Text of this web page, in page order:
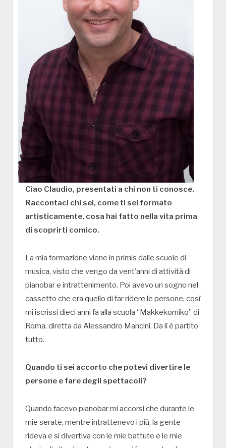
Ciao Claudio, presentati a chi non ti conosce.
Raccontaci chi sei, come ti sei formato
artisticamente, cosa hai fatto nella vita prima
di scoprirti comico.
La mia formazione viene in primis dalle scuole di
musica, visto che vengo da vent’anni di attività di
pianobar e intrattenimento. Poi avevo un sogno nel
cassetto che era quello di far ridere le persone, così
mi iscrissi dieci anni fa alla scuola “Makkekomiko” di
Roma, diretta da Alessandro Mancini. Da lì è partito
tutto.
Quando ti sei accorto che potevi divertire le
persone e fare degli spettacoli?
Quando facevo pianobar mi accorsi che durante le
mie serate, mentre intrattenevo i più, la gente
rideva e si divertiva con le mie battute e le mie